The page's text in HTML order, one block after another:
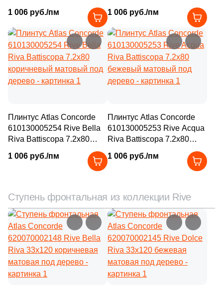
коричневый матовый под
дерево
1 006 руб./пм
коричневый матовый под
дерево
1 006 руб./пм
Плинтус Atlas Concorde
610130005254 Rive Bella
Riva Battiscopa 7.2x80
коричневый матовый под
дерево
1 006 руб./пм
Плинтус Atlas Concorde
610130005253 Rive Acqua
Riva Battiscopa 7.2x80
дерево
1 006 руб./пм
Ступень фронтальная из коллекции Rive